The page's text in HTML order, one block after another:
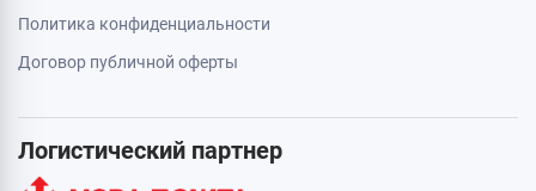
Политика конфиденциальности
Договор публичной оферты
Логистический партнер